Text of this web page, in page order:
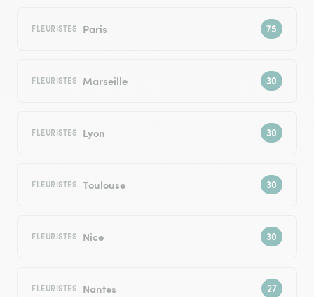
FLEURISTES Paris
FLEURISTES Marseille
FLEURISTES Lyon
FLEURISTES Toulouse
FLEURISTES Nice
FLEURISTES Nantes